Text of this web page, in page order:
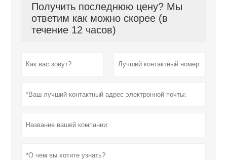
Получить последнюю цену? Мы
ответим как можно скорее (в
течение 12 часов)